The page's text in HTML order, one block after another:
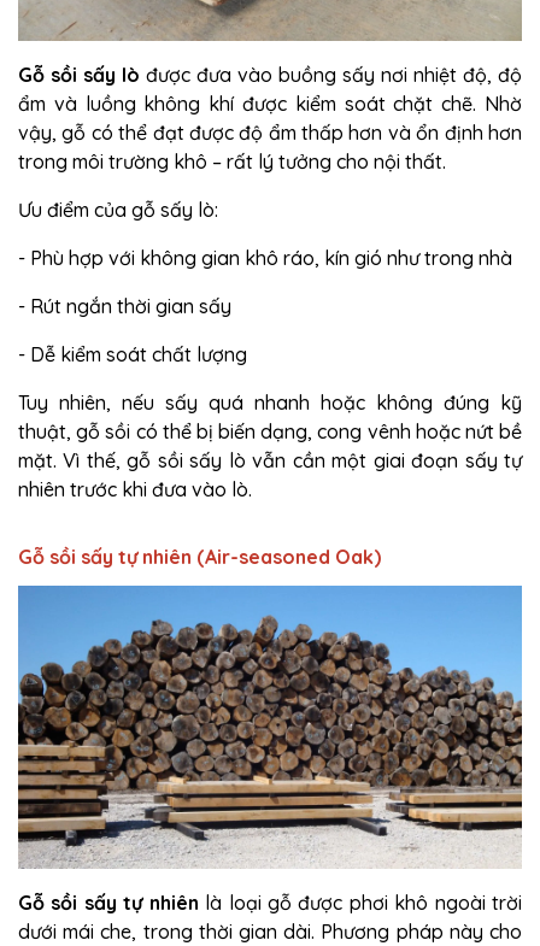
Gỗ sồi sấy lò được đưa vào buồng sấy nơi nhiệt độ, độ
ẩm và luồng không khí được kiểm soát chặt chẽ. Nhờ
vậy, gỗ có thể đạt được độ ẩm thấp hơn và ổn định hơn
trong môi trường khô – rất lý tưởng cho nội thất.
Ưu điểm của gỗ sấy lò:
- Phù hợp với không gian khô ráo, kín gió như trong nhà
- Rút ngắn thời gian sấy
- Dễ kiểm soát chất lượng
Tuy nhiên, nếu sấy quá nhanh hoặc không đúng kỹ
thuật, gỗ sồi có thể bị biến dạng, cong vênh hoặc nứt bề
mặt. Vì thế, gỗ sồi sấy lò vẫn cần một giai đoạn sấy tự
nhiên trước khi đưa vào lò.
Gỗ sồi sấy tự nhiên (Air-seasoned Oak)
Gỗ sồi sấy tự nhiên là loại gỗ được phơi khô ngoài trời
dưới mái che, trong thời gian dài. Phương pháp này cho